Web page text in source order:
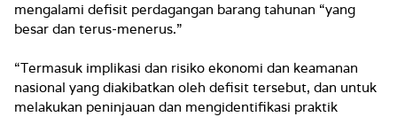
mengalami defisit perdagangan barang tahunan “yang
besar dan terus-menerus.”
“Termasuk implikasi dan risiko ekonomi dan keamanan
nasional yang diakibatkan oleh defisit tersebut, dan untuk
melakukan peninjauan dan mengidentifikasi praktik